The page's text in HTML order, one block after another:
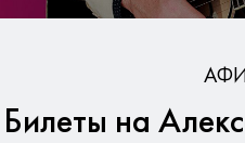
Гарантия
Билеты на